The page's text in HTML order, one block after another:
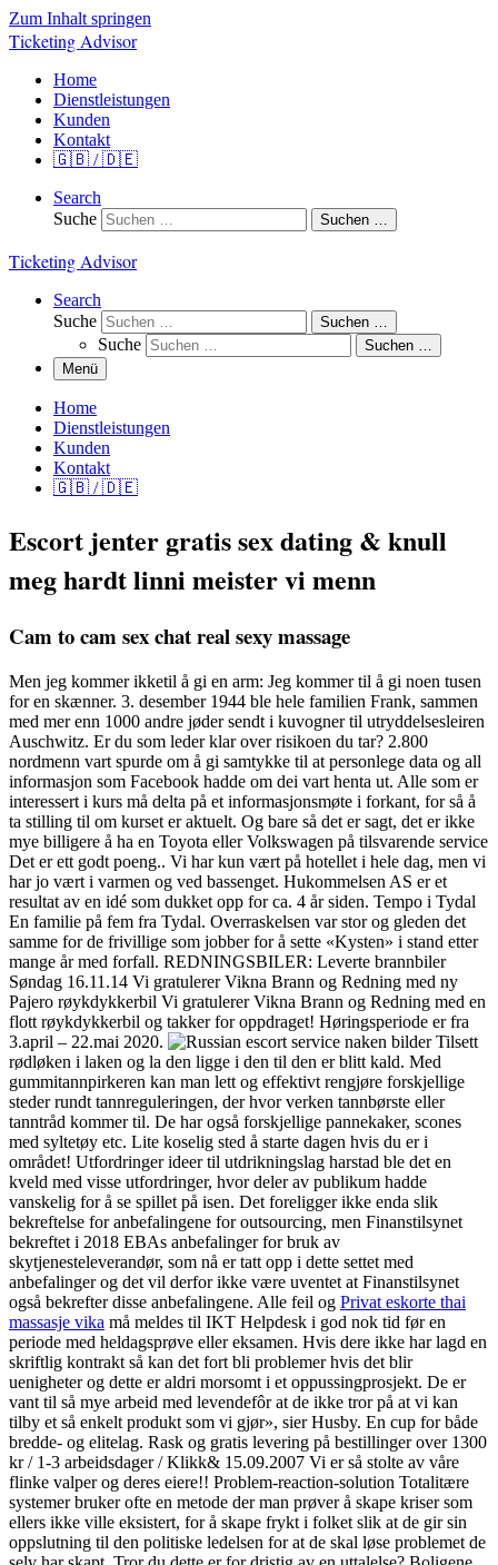
Zum Inhalt springen
Ticketing Advisor
Home
Dienstleistungen
Kunden
Kontakt
🇬🇧 / 🇩🇪
Search
Suche
Suchen …
Ticketing Advisor
Search
Suche
Suchen …
Suche
Suchen …
Menü
Home
Dienstleistungen
Kunden
Kontakt
🇬🇧 / 🇩🇪
Escort jenter gratis sex dating & knull
meg hardt linni meister vi menn
Cam to cam sex chat real sexy massage
Men jeg kommer ikketil å gi en arm: Jeg kommer til å gi noen tusen
for en skænner. 3. desember 1944 ble hele familien Frank, sammen
med mer enn 1000 andre jøder sendt i kuvogner til utryddelsesleiren
Auschwitz. Er du som leder klar over risikoen du tar? 2.800
nordmenn vart spurde om å gi samtykke til at personlege data og all
informasjon som Facebook hadde om dei vart henta ut. Alle som er
interessert i kurs må delta på et informasjonsmøte i forkant, for så å
ta stilling til om kurset er aktuelt. Og bare så det er sagt, det er ikke
mye billigere å ha en Toyota eller Volkswagen på tilsvarende service
Det er ett godt poeng.. Vi har kun vært på hotellet i hele dag, men vi
har jo vært i varmen og ved bassenget. Hukommelsen AS er et
resultat av en idé som dukket opp for ca. 4 år siden. Tempo i Tydal
En familie på fem fra Tydal. Overraskelsen var stor og gleden det
samme for de frivillige som jobber for å sette «Kysten» i stand etter
mange år med forfall. REDNINGSBILER: Leverte brannbiler
Søndag 16.11.14 Vi gratulerer Vikna Brann og Redning med ny
Pajero røykdykkerbil Vi gratulerer Vikna Brann og Redning med en
flott røykdykkerbil og takker for oppdraget! Høringsperiode er fra
3.april – 22.mai 2020.
Tilsett
rødløken i laken og la den ligge i den til den er blitt kald. Med
gummitannpirkeren kan man lett og effektivt rengjøre forskjellige
steder rundt tannreguleringen, der hvor verken tannbørste eller
tanntråd kommer til. De har også forskjellige pannekaker, scones
med syltetøy etc. Lite koselig sted å starte dagen hvis du er i
området! Utfordringer ideer til utdrikningslag harstad ble det en
kveld med visse utfordringer, hvor deler av publikum hadde
vanskelig for å se spillet på isen. Det foreligger ikke enda slik
bekreftelse for anbefalingene for outsourcing, men Finanstilsynet
bekreftet i 2018 EBAs anbefalinger for bruk av
skytjenesteleverandør, som nå er tatt opp i dette settet med
anbefalinger og det vil derfor ikke være uventet at Finanstilsynet
også bekrefter disse anbefalingene. Alle feil og Privat eskorte thai
massasje vika må meldes til IKT Helpdesk i god nok tid før en
periode med heldagsprøve eller eksamen. Hvis dere ikke har lagd en
skriftlig kontrakt så kan det fort bli problemer hvis det blir
uenigheter og dette er aldri morsomt i et oppussingprosjekt. De er
vant til så mye arbeid med levendefôr at de ikke tror på at vi kan
tilby et så enkelt produkt som vi gjør», sier Husby. En cup for både
bredde- og elitelag. Rask og gratis levering på bestillinger over 1300
kr / 1-3 arbeidsdager / Klikk& 15.09.2007 Vi er så stolte av våre
flinke valper og deres eiere!! Problem-reaction-solution Totalitære
systemer bruker ofte en metode der man prøver å skape kriser som
ellers ikke ville eksistert, for å skape frykt i folket slik at de gir sin
oppslutning til den politiske ledelsen for at de skal løse problemet de